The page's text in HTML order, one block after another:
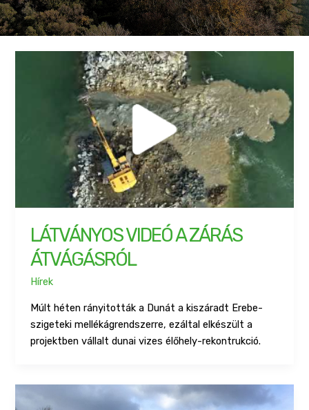
LÁTVÁNYOS VIDEÓ A ZÁRÁS
ÁTVÁGÁSRÓL
Hírek
Múlt héten rányitották a Dunát a kiszáradt Erebe-
szigeteki mellékágrendszerre, ezáltal elkészült a
projektben vállalt dunai vizes élőhely-rekontrukció.